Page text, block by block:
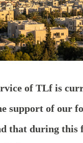
of TLf is
support of our
that during